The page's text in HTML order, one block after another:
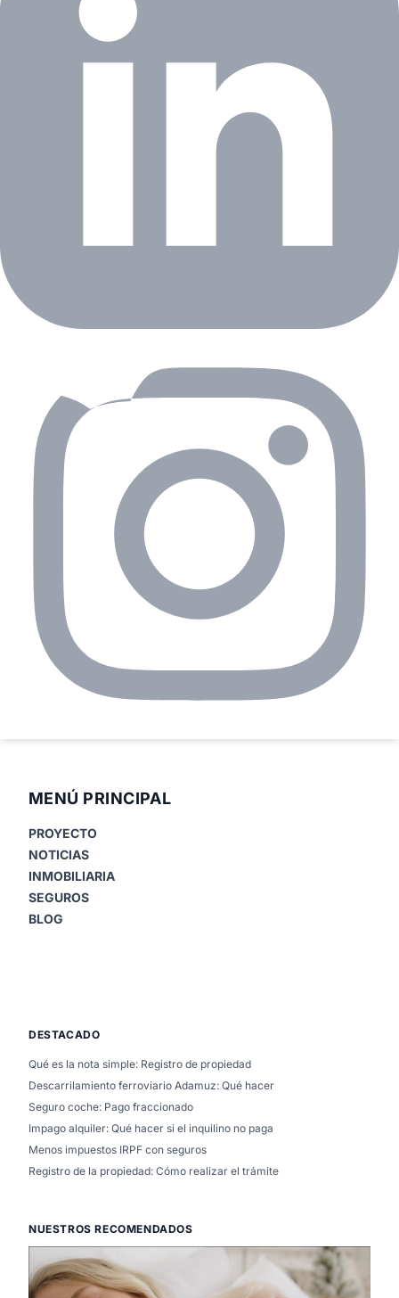
MENÚ PRINCIPAL
PROYECTO
NOTICIAS
INMOBILIARIA
SEGUROS
BLOG
DESTACADO
Qué es la nota simple: Registro de propiedad
Descarrilamiento ferroviario Adamuz: Qué hacer
Seguro coche: Pago fraccionado
Impago alquiler: Qué hacer si el inquilino no paga
Menos impuestos IRPF con seguros
Registro de la propiedad: Cómo realizar el trámite
NUESTROS RECOMENDADOS